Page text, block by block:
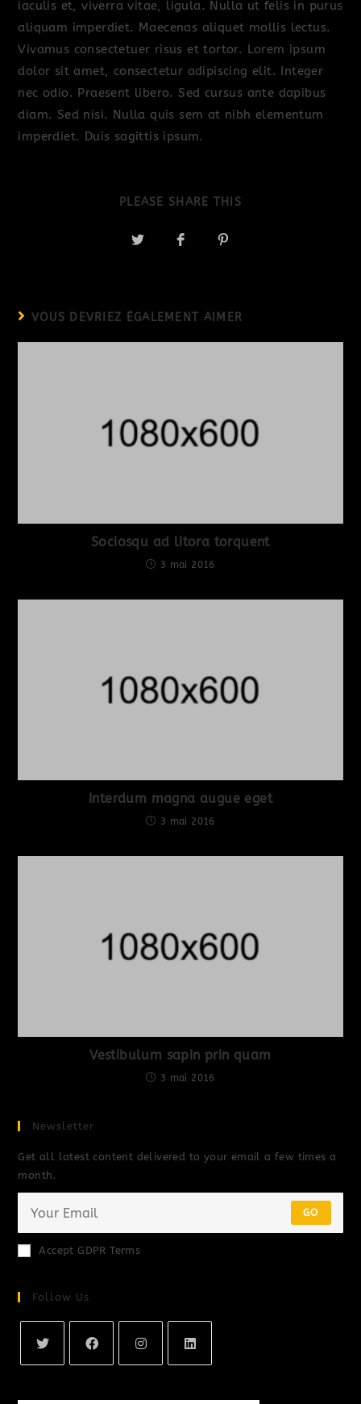
iaculis et, viverra vitae, ligula. Nulla ut felis in purus
aliquam imperdiet. Maecenas aliquet mollis lectus.
Vivamus consectetuer risus et tortor. Lorem ipsum
dolor sit amet, consectetur adipiscing elit. Integer
nec odio. Praesent libero. Sed cursus ante dapibus
diam. Sed nisi. Nulla quis sem at nibh elementum
imperdiet. Duis sagittis ipsum.
PLEASE SHARE THIS
VOUS DEVRIEZ ÉGALEMENT AIMER
Sociosqu ad litora torquent
3 mai 2016
Interdum magna augue eget
3 mai 2016
Vestibulum sapin prin quam
3 mai 2016
Newsletter
Get all latest content delivered to your email a few times a
month.
GO
Accept GDPR Terms
Follow Us